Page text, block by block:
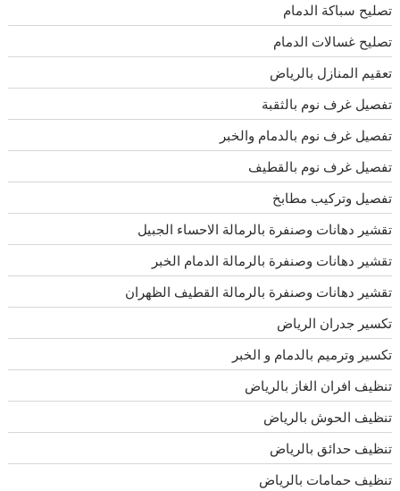
تصليح سباكة الدمام
تصليح غسالات الدمام
تعقيم المنازل بالرياض
تفصيل غرف نوم بالثقبة
تفصيل غرف نوم بالدمام والخبر
تفصيل غرف نوم بالقطيف
تفصيل وتركيب مطابخ
تقشير دهانات وصنفرة بالرمالة الاحساء الجبيل
تقشير دهانات وصنفرة بالرمالة الدمام الخبر
تقشير دهانات وصنفرة بالرمالة القطيف الظهران
تكسير جدران الرياض
تكسير وترميم بالدمام و الخبر
تنظيف افران الغاز بالرياض
تنظيف الحوش بالرياض
تنظيف حدائق بالرياض
تنظيف حمامات بالرياض